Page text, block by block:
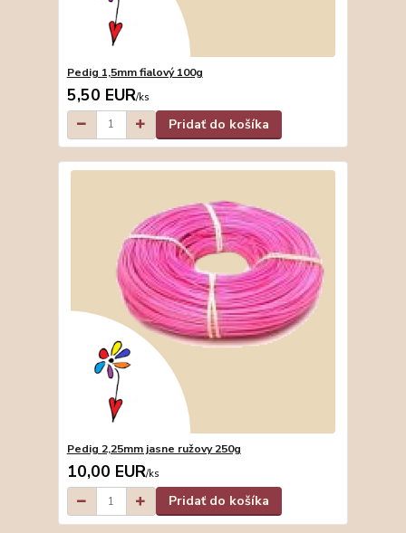
Pedig 1,5mm fialový 100g
5,50 EUR/ks
Pridať do košíka
Pedig 2,25mm jasne ružovy 250g
10,00 EUR/ks
Pridať do košíka